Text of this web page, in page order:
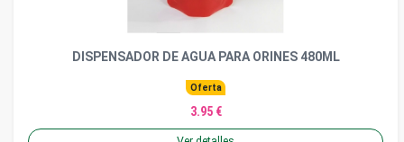
DISPENSADOR DE AGUA PARA ORINES 480ML
Oferta
3.95 €